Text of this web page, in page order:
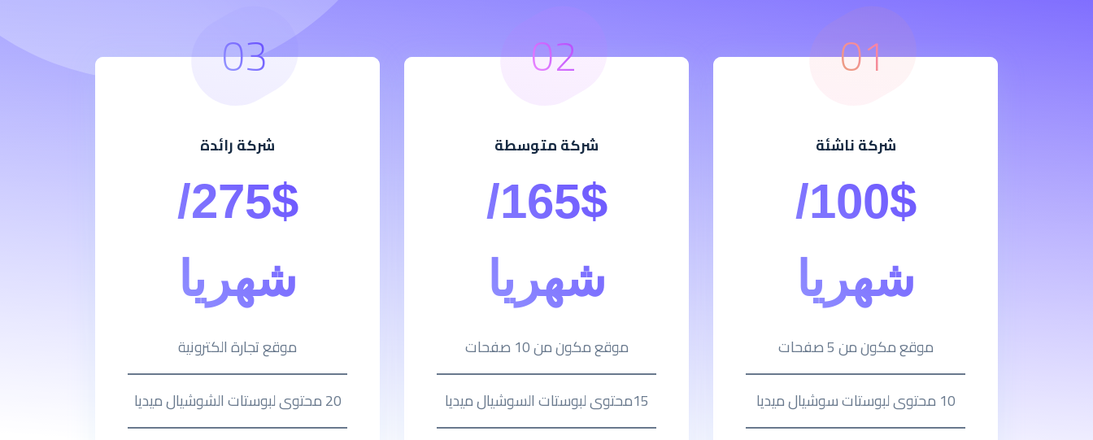
01
شركة ناشئة
100$/
شهريا
موقع مكون من 5 صفحات
10 محتوى لبوستات سوشيال ميديا
02
شركة متوسطة
165$/
شهريا
موقع مكون من 10 صفحات
15محتوى لبوستات السوشيال ميديا
03
شركة رائدة
275$/
شهريا
موقع تجارة الكترونية
20 محتوى لبوستات الشوشيال ميديا